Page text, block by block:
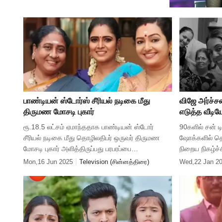
பாண்டியன் ஸ்டோர்ஸ் சீரியல் நடிகை மீது
திருமண மோசடி புகார்
ரூ.18.5 லட்சம் ஏமாந்ததாக பாண்டியன் ஸ்டோர்
சீரியல் நடிகை மீது தொழிலதிபர் ஒருவர் திருமண
மோசடி புகார் அளித்திருப்பது பரபரப்பை
ஏற்படுத்தியுள்ளது. பாண்டியன் ஸ்டோர்ஸ் 2, பொன்னி,
Mon,16 Jun 2025 Television (சின்னத்திரை)
விஜே
எடுத்த
90களில் சன்
ஷோக்களில்
நிறைய
அர்ச்சனா.
Wed,22 Jan